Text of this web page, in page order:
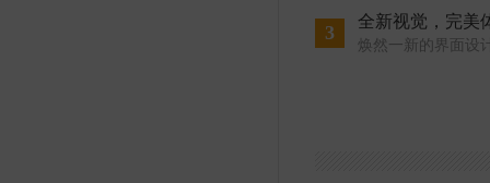
3
全新视觉，完美
焕然一新的界面设